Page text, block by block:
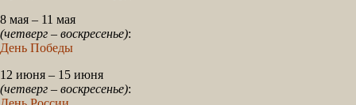
8 мая – 11 мая
(четверг – воскресенье):
День Победы
12 июня – 15 июня
(четверг – воскресенье):